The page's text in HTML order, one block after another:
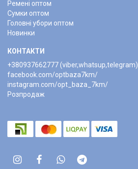
Ремені оптом
Сумки оптом
Головні убори оптом
Новинки
КОНТАКТИ
+380937662777 (viber,whatsup,telegram)
facebook.com/optbaza7km/
instagram.com/opt_baza_7km/
Розпродаж